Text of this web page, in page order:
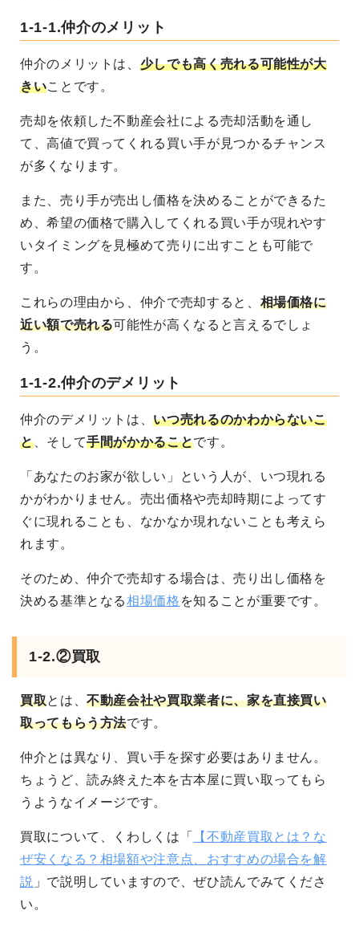
1-1-1.仲介のメリット
仲介のメリットは、 少しでも高く売れる可能性が大
きいことです。
売却を依頼した不動産会社による売却活動を通し
て、高値で買ってくれる買い手が見つかるチャンス
が多くなります。
また、売り手が売出し価格を決めることができるた
め、希望の価格で購入してくれる買い手が現れやす
いタイミングを見極めて売りに出すことも可能で
す。
これらの理由から、仲介で売却すると、 相場価格に
近い額で売れる可能性が高くなると言えるでしょ
う。
1-1-2.仲介のデメリット
仲介のデメリットは、いつ売れるのかわからないこ
と、そして手間がかかることです。
「あなたのお家が欲しい」という人が、いつ現れる
かがわかりません。売出価格や売却時期によってす
ぐに現れることも、なかなか現れないことも考えら
れます。
そのため、仲介で売却する場合は、売り出し価格を
決める基準となる相場価格 を知ることが重要です。
1-2.②買取
買取とは、不動産会社や買取業者に、家を直接買い
取ってもらう方法です。
仲介とは異なり、買い手を探す必要はありません。
ちょうど、読み終えた本を古本屋に買い取ってもら
うようなイメージです。
買取について、くわしくは「
【不動産買取とは？な
ぜ安くなる？相場額や注意点、おすすめの場合を解
説 」で説明していますので、ぜひ読んでみてくださ
い。